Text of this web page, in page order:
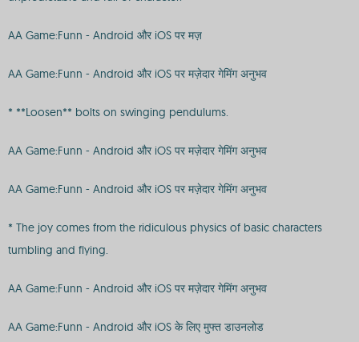
AA Game:Funn - Android और iOS पर मज़
AA Game:Funn - Android और iOS पर मज़ेदार गेमिंग अनुभव
* **Loosen** bolts on swinging pendulums.
AA Game:Funn - Android और iOS पर मज़ेदार गेमिंग अनुभव
AA Game:Funn - Android और iOS पर मज़ेदार गेमिंग अनुभव
* The joy comes from the ridiculous physics of basic characters
tumbling and flying.
AA Game:Funn - Android और iOS पर मज़ेदार गेमिंग अनुभव
AA Game:Funn - Android और iOS के लिए मुफ्त डाउनलोड